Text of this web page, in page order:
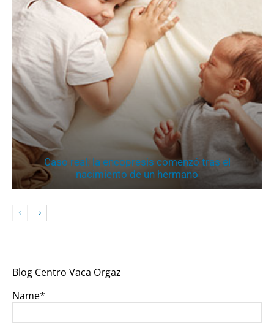
Caso real: la encopresis comenzó tras el
nacimiento de un hermano
Blog Centro Vaca Orgaz
Name*